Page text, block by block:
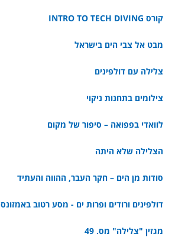
קורס INTRO TO TECH DIVING
מבט אל צבי הים בישראל
צלילה עם דולפינים
צילומים בתחנות ניקוי
לוואדי בפפואה – סיפור של מקום
הצלילה שלא היתה
סודות מן הים – חקר העבר, ההווה והעתיד
דולפינים ורודים ופרות ים - מסע רטוב באמזונס
מגזין "צלילה" מס. 49